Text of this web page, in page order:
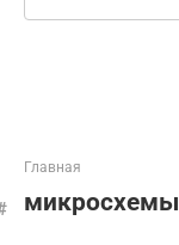
Главная
микросхемы